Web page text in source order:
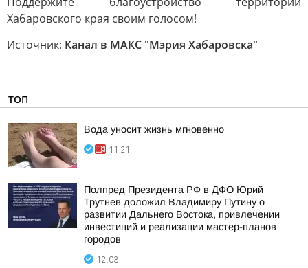
Хабаровского края своим голосом!
Источник: Канал в МАКС "Мэрия Хабаровска"
ТОП
Вода уносит жизнь мгновенно
11:21
Полпред Президента РФ в ДФО Юрий
Трутнев доложил Владимиру Путину о
развитии Дальнего Востока, привлечении
инвестиций и реализации мастер-планов
городов
12:03